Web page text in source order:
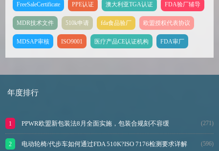
FreeSaleCertificate PPE认证 澳大利亚TGA认证 FDA验厂辅导
MDR技术文件 510k申请 fda食品验厂 欧盟授权代表协议
MDSAP审核 ISO9001 医疗产品CE认证机构 FDA审厂
年度排行
PPWR欧盟新包装法8月全面实施，包装合规刻不容缓 (271)
电动轮椅/代步车如何通过FDA 510K?ISO 7176检测要求详解 (596)